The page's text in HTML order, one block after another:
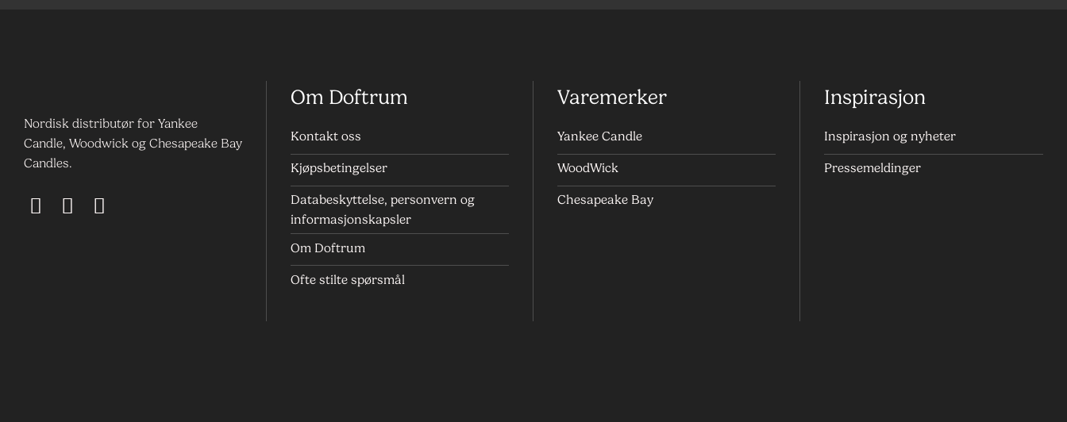
Nordisk distributør for Yankee
Candle, Woodwick og Chesapeake Bay
Candles.
Om Doftrum
Kontakt oss
Kjøpsbetingelser
Databeskyttelse, personvern og
informasjonskapsler
Om Doftrum
Ofte stilte spørsmål
Varemerker
Yankee Candle
WoodWick
Chesapeake Bay
Inspirasjon
Inspirasjon og nyheter
Pressemeldinger